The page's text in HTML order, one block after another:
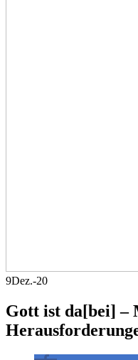
9Dez.-20
Gott ist da[bei] –